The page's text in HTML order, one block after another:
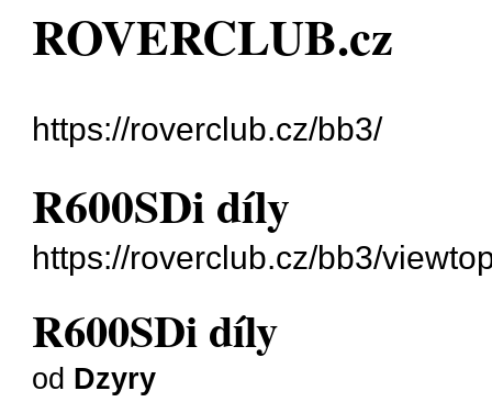
ROVERCLUB.cz
https://roverclub.cz/bb3/
R600SDi díly
https://roverclub.cz/bb3/
R600SDi díly
od Dzyry